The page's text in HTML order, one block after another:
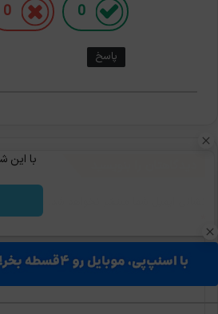
0
0
پاسخ
بخش‌های